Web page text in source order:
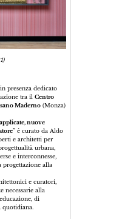
in presenza dedicato
tra ilCentro
Maderno (Monza)
nuove
” è curato da Aldo
e architetti per
urbana,
e interconnesse,
progettazione alla
e curatori,
necessarie alla
di
quotidiana.